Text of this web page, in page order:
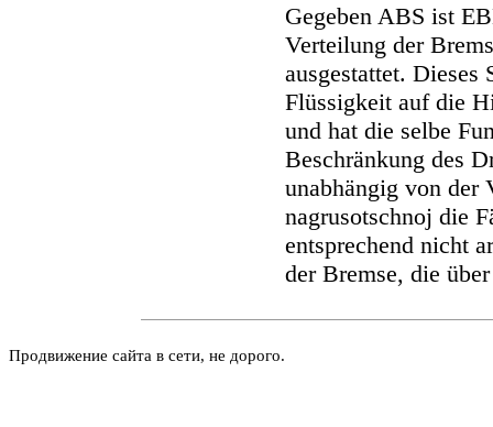
Gegeben ABS ist
Verteilung der
ausgestattet.
Flüssigkeit auf die
und hat die selbe
Beschränkung des
unabhängig von der
nagrusotschnoj die
entsprechend nicht
der Bremse, die
Продвижение сайта в сети, не дорого.